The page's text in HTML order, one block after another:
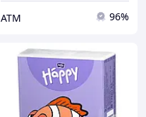
ATM 96%